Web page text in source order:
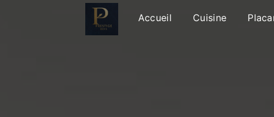
Accueil Cuisine
Panneau de gestion des cookies